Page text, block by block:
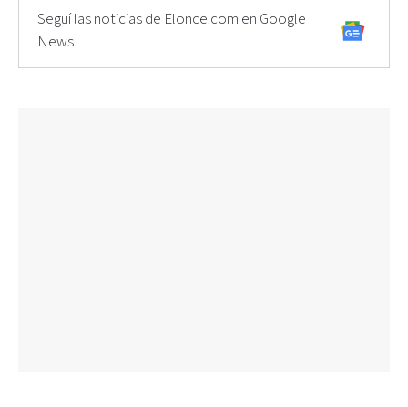
Seguí las noticias de Elonce.com en Google
News